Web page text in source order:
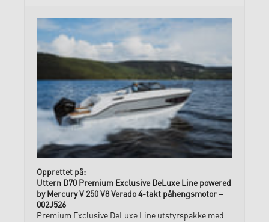
Uttern D70 Premium Exclusive DeLuxe Line powered
by Mercury V 250 V8 Verado 4-takt påhengsmotor –
002J526
Premium Exclusive DeLuxe Line utstyrspakke med